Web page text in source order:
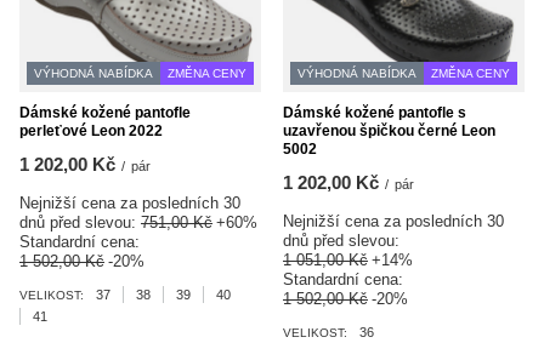
VÝHODNÁ NABÍDKA ZMĚNA CENY
Dámské kožené pantofle
perleťové Leon 2022
1 202,00 Kč / pár
Nejnižší cena za posledních 30
dnů před slevou: 751,00 Kč +60%
Standardní cena:
1 502,00 Kč -20%
VELIKOST: 37 38 39
40
41
VÝHODNÁ NABÍDKA ZMĚNA CENY
Dámské kožené pantofle s
uzavřenou špičkou černé Leon
5002
1 202,00 Kč / pár
Nejnižší cena za posledních 30
dnů před slevou:
1 051,00 Kč +14%
Standardní cena:
1 502,00 Kč -20%
VELIKOST: 36